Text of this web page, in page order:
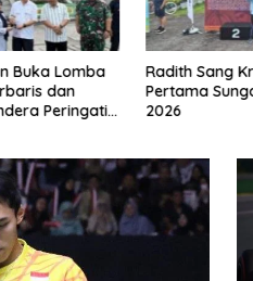
Radith Sang Kribo Raih Juara
Pertama Sungailiat Triathlon
2026